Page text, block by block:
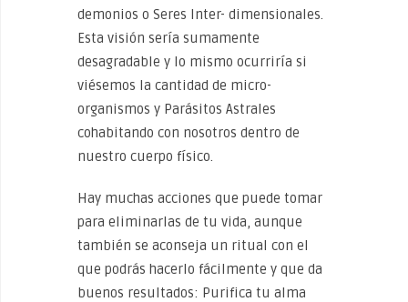
demonios o Seres Inter- dimensionales.
Esta visión sería sumamente
desagradable y lo mismo ocurriría si
viésemos la cantidad de micro-
organismos y Parásitos Astrales
cohabitando con nosotros dentro de
nuestro cuerpo físico.
Hay muchas acciones que puede tomar
para eliminarlas de tu vida, aunque
también se aconseja un ritual con el
que podrás hacerlo fácilmente y que da
buenos resultados: Purifica tu alma